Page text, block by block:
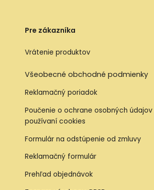
Pre zákazníka
Vrátenie produktov
Všeobecné obchodné podmienky
Reklamačný poriadok
Poučenie o ochrane osobných údajov
používaní cookies
Formulár na odstúpenie od zmluvy
Reklamačný formulár
Prehľad objednávok